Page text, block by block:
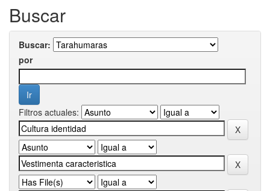
Buscar
Buscar:
por
Filtros actuales: